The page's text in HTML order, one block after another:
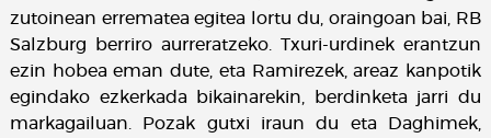
zutoinean errematea egitea lortu du, oraingoan bai, RB
Salzburg berriro aurreratzeko. Txuri-urdinek erantzun
ezin hobea eman dute, eta Ramirezek, areaz kanpotik
egindako ezkerkada bikainarekin, berdinketa jarri du
markagailuan. Pozak gutxi iraun du eta Daghimek,